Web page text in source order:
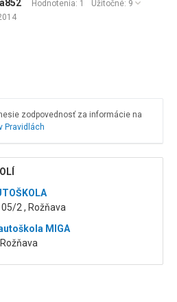
Hodnotenia: 1 Užitočné: 9
zodpovednosť za informácie na
Pravidlách
2 , Rožňava
MIGA